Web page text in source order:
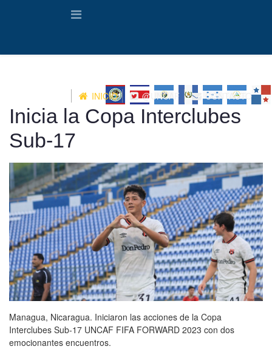
INICIO @UNCAF CONTACTO
Inicia la Copa Interclubes
Sub-17
Managua, Nicaragua. Iniciaron las acciones de la Copa
Interclubes Sub-17 UNCAF FIFA FORWARD 2023 con dos
emocionantes encuentros.